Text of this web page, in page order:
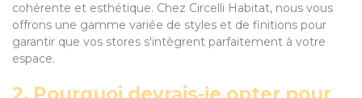
cohérente et esthétique. Chez Circelli Habitat, nous vous
offrons une gamme variée de styles et de finitions pour
garantir que vos stores s'intègrent parfaitement à votre
espace.